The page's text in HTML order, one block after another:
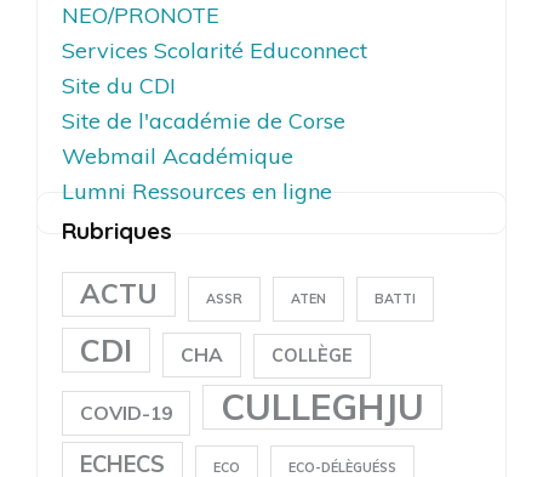
NEO/PRONOTE
Services Scolarité Educonnect
Site du CDI
Site de l'académie de Corse
Webmail Académique
Lumni Ressources en ligne
Rubriques
ACTU ASSR ATEN BATTI
CDI CHA COLLÈGE
COVID-19 CULLEGHJU
ECHECS ECO ECO-DÉLÈGUÉSS